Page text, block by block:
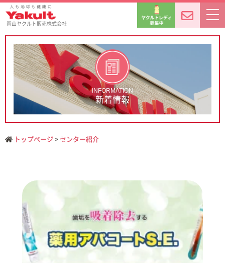
岡山ヤクルト販売株式会社
INFORMATION
新着情報
トップページ >センター紹介